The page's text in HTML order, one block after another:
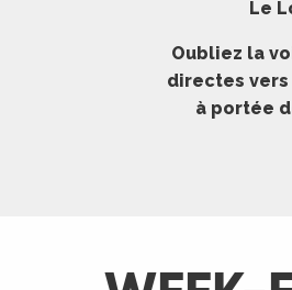
Le
Oubliez la
directes vers
à portée